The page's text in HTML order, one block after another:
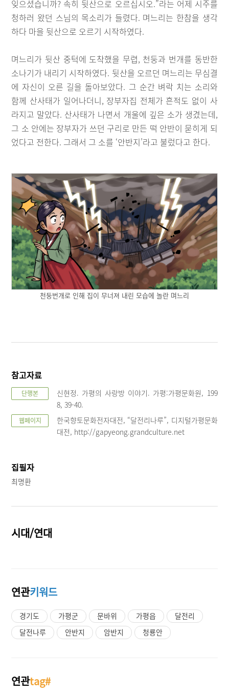
잊으셨습니까? 속히 뒷산으로 오르십시오.”라는 어제 시주를
청하러 왔던 스님의 목소리가 들렸다. 며느리는 한참을 생각
하다 마을 뒷산으로 오르기 시작하였다.
며느리가 뒷산 중턱에 도착했을 무렵, 천둥과 번개를 동반한
소나기가 내리기 시작하였다. 뒷산을 오르던 며느리는 무심결
에 자신이 오른 길을 돌아보았다. 그 순간 벼락 치는 소리와
함께 산사태가 일어나더니, 장부자집 전체가 흔적도 없이 사
라지고 말았다. 산사태가 나면서 개울에 깊은 소가 생겼는데,
그 소 안에는 장부자가 쓰던 구리로 만든 떡 안반이 묻히게 되
었다고 전한다. 그래서 그 소를 ‘안반지’라고 불렀다고 한다.
천둥번개로 인해 집이 무너져 내린 모습에 놀란 며느리
참고자료
단행본
신현정. 가평의 사랑방 이야기. 가평:가평문화원, 199
8, 39-40.
웹페이지
한국향토문화전자대전, “달전리나루”, 디지털가평문화
대전, http://gapyeong.grandculture.net
집필자
최명환
시대/연대
연관키워드
경기도 가평군 문바위 가평읍
달전리
달전나루
안반지 암반지 청룡안
연관tag#